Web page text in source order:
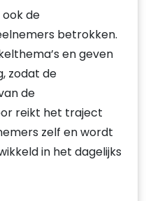
de
betrokken.
en geven
zodat de
de
reikt het traject
zelf en wordt
in het dagelijks